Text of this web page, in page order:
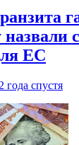
ЕС
2 года спустя